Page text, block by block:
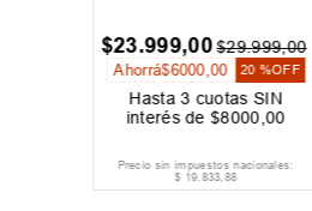
$23.999,00 $29.999,00
Ahorrá$6000,00 20 %OFF
Hasta3 cuotas SIN
interés de$8000,00
Precio sin impuestos nacionales:
$ 19.833,88